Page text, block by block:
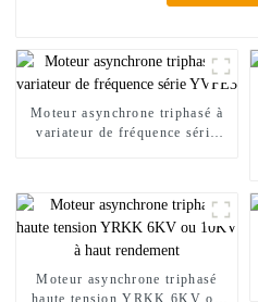
Moteur asynchrone triphasé à
variateur de fréquence série
Moteur asynchrone triphasé